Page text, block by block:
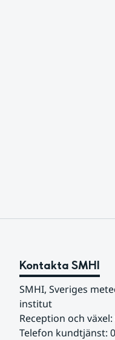
Kontakta SMHI
SMHI, Sveriges
institut
Reception och växel:
Telefon kundtjänst: